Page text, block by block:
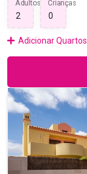
Adultos Crianças
Adicionar Quartos